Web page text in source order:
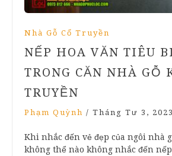
Nhà Gỗ Cổ Truyền
NẾP HOA VĂN TIÊU
TRONG CĂN NHÀ GỖ
TRUYỀN
Phạm Quỳnh / Tháng Tư 3, 2023
Khi nhắc đến vẻ đẹp của ngôi nhà
không thể nào không nhắc đến